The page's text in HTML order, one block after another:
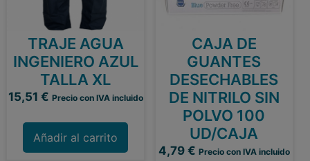
TRAJE AGUA
INGENIERO AZUL
TALLA XL
15,51 € Precio con IVA incluido
Añadir al carrito
CAJA DE
GUANTES
DESECHABLES
DE NITRILO SIN
POLVO 100
UD/CAJA
4,79 € Precio con IVA incluido